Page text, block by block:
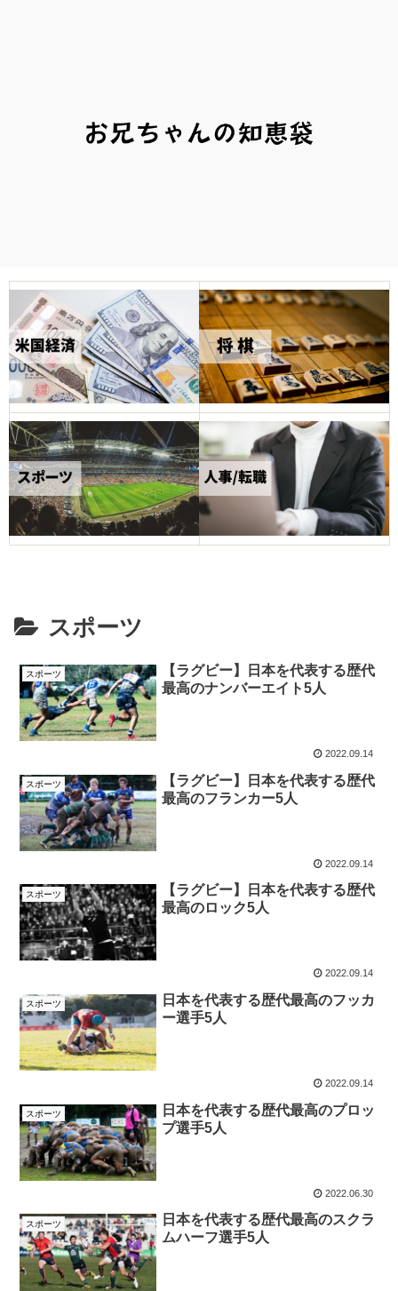
スポーツ
スポーツ
【ラグビー】日本を代表する歴代
最高のナンバーエイト5人
2022.09.14
スポーツ
【ラグビー】日本を代表する歴代
最高のフランカー5人
2022.09.14
スポーツ
【ラグビー】日本を代表する歴代
最高のロック5人
2022.09.14
スポーツ
日本を代表する歴代最高のフッカ
ー選手5人
2022.09.14
スポーツ
日本を代表する歴代最高のプロッ
プ選手5人
2022.06.30
スポーツ
日本を代表する歴代最高のスクラ
ムハーフ選手5人